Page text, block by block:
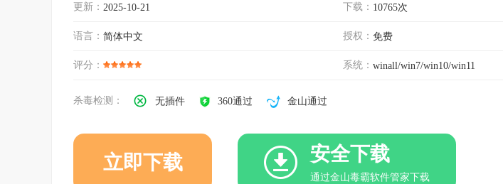
更新： 2025-10-21 下载： 10765次
语言： 简体中文 授权： 免费
评分： 系统： winall/win7/win10/win11
杀毒检测： 无插件 360通过 金山通过
立即下载 安全下载
通过金山毒霸软件管家下载